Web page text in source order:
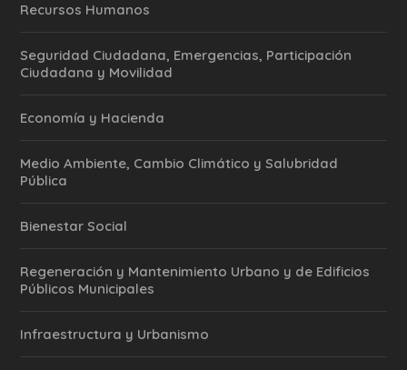
Recursos Humanos
Seguridad Ciudadana, Emergencias, Participación
Ciudadana y Movilidad
Economía y Hacienda
Medio Ambiente, Cambio Climático y Salubridad
Pública
Bienestar Social
Regeneración y Mantenimiento Urbano y de Edificios
Públicos Municipales
Infraestructura y Urbanismo